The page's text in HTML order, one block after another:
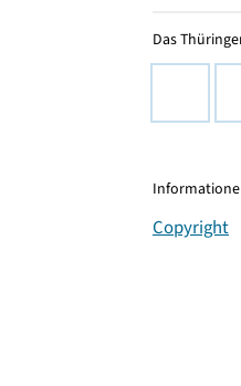
Das
Copyright